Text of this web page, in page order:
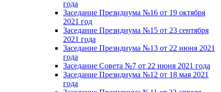
года
Заседание Президиума №16 от 19 октября
2021 год
Заседание Президиума №15 от 23 сентября
2021 года
Заседание Президиума №13 от 22 июня 2021
года
Заседание Совета №7 от 22 июня 2021 года
Заседание Президиума №12 от 18 мая 2021
года